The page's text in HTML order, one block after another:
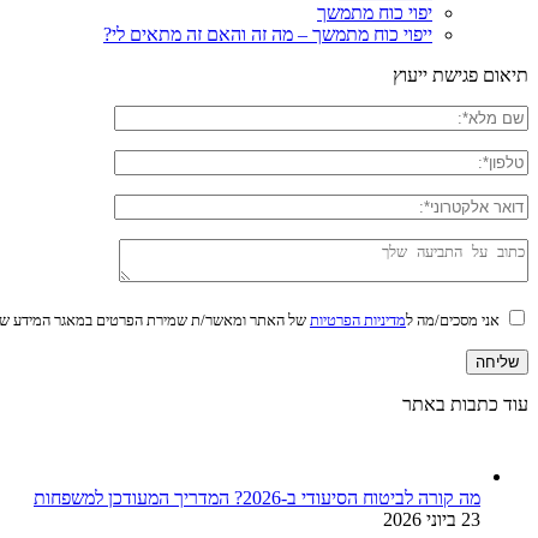
יפוי כוח מתמשך
ייפוי כוח מתמשך – מה זה והאם זה מתאים לי?
תיאום פגישת ייעוץ
אני מסכים/מה למדיניות הפרטיותשל האתר ומאשר/ת שמירת הפרטים במאגר המידע
עוד כתבות באתר
מה קורה לביטוח הסיעודי ב-2026? המדריך המעודכן למשפחות
23 ביוני 2026